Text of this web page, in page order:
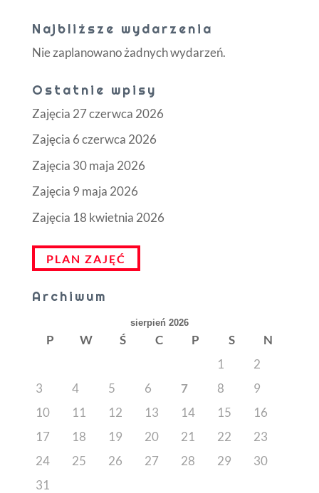
Najbliższe wydarzenia
Nie zaplanowano żadnych wydarzeń.
Ostatnie wpisy
Zajęcia 27 czerwca 2026
Zajęcia 6 czerwca 2026
Zajęcia 30 maja 2026
Zajęcia 9 maja 2026
Zajęcia 18 kwietnia 2026
PLAN ZAJĘĆ
Archiwum
sierpień 2026
P W Ś C P S
N
1
2
3
4 5 6 7 8
9
10
11 12 13 14 15
16
17
18 19 20 21 22
23
24
25 26 27 28 29
30
31